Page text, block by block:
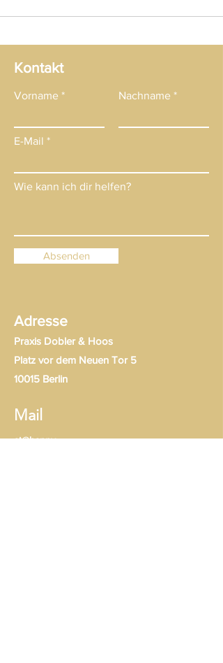
Kontakt
Vorname Nachname
E-Mail
Wie kann ich dir helfen?
Absenden
Adresse
Praxis Dobler & Hoos
Platz vor dem Neuen Tor 5
10015 Berlin
Mail
at@happy-